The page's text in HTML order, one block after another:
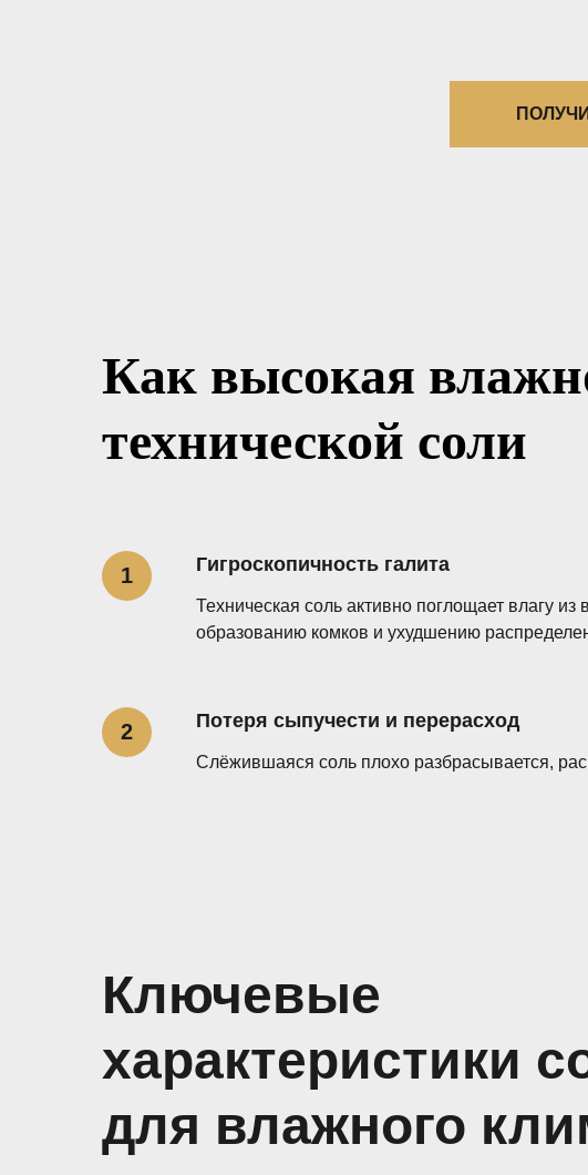
Как высокая
технической соли
Гигроскопичность галита
Техническая соль активно поглощает влагу
образованию комков и ухудшению
Потеря сыпучести и перерасход
Слёжившаяся соль плохо разбрасывается,
Ключевые
характеристики
для влажного